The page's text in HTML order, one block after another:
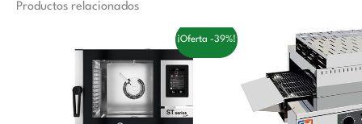
Productos relacionados
¡Oferta -39%!
precio
original
era:
6.200,00 €.
precio
actual
es:
3.770,00 €.
El
precio
original
era:
1.484,00
El